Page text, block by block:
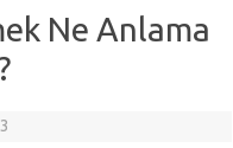
Ne Anlama